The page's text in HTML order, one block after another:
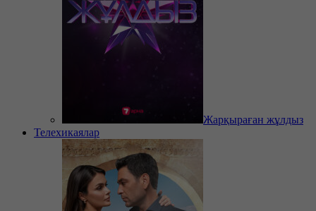
Жарқыраған жұлдыз
Телехикаялар